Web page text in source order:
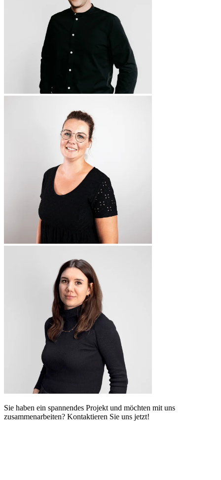
Sie haben ein spannendes Projekt und möchten mit uns
zusammenarbeiten? Kontaktieren Sie uns jetzt!